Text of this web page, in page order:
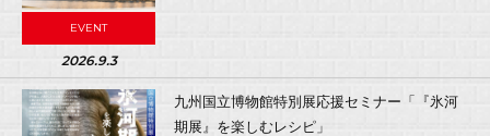
EVENT
2026.9.3
九州国立博物館特別展応援セミナー「『氷河
期展』を楽しむレシピ」